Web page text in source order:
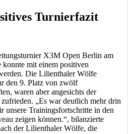
Turnierfazit
X3M Open Berlin am
konnte mit einem positiven
Die Lilienthaler Wölfe
den 9. Platz von zwölf
waren aber angesichts der
„Es war deutlich mehr drin
unsere Trainingsfortschritte in den
zeigen können.“, bilanzierte
der Lilienthaler Wölfe, die